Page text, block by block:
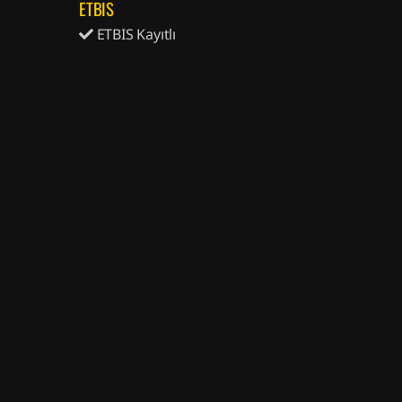
ETBIS
ETBIS Kayıtlı